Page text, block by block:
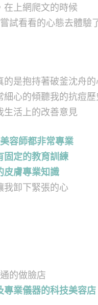
在上網爬文的時候
嘗試看看的心態去體驗
的是抱持著破釜沈舟
細心的傾聽我的抗痘歷
生活上的改善意見
容師都非常專業
固定的教育訓練
皮膚專業知識
我卸下緊張的心
的做臉店
專業儀器的科技美容店